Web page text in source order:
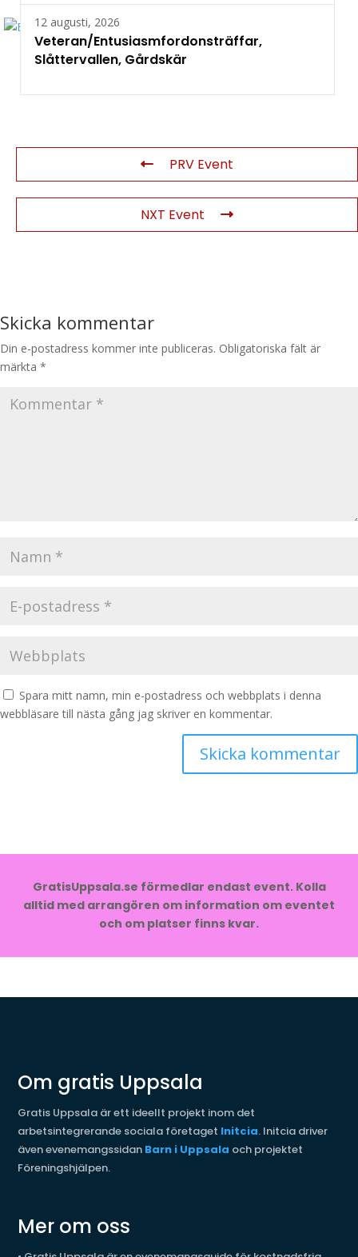
12 augusti, 2026
Veteran/Entusiasmfordonsträffar,
Slåttervallen, Gårdskär
PRV Event
NXT Event
Skicka kommentar
Din e-postadress kommer inte publiceras. Obligatoriska fält är
märkta *
Spara mitt namn, min e-postadress och webbplats i denna
webbläsare till nästa gång jag skriver en kommentar.
GratisUppsala.se förmedlar endast event. Kolla
alltid med arrangören om information om eventet
och om platser finns kvar.
Om gratis Uppsala
Gratis Uppsala är ett ideellt projekt inom det
arbetsintegrerande sociala företaget Initcia. Initcia driver
även evenemangssidan Barn i Uppsala och projektet
Föreningshjälpen.
Mer om oss